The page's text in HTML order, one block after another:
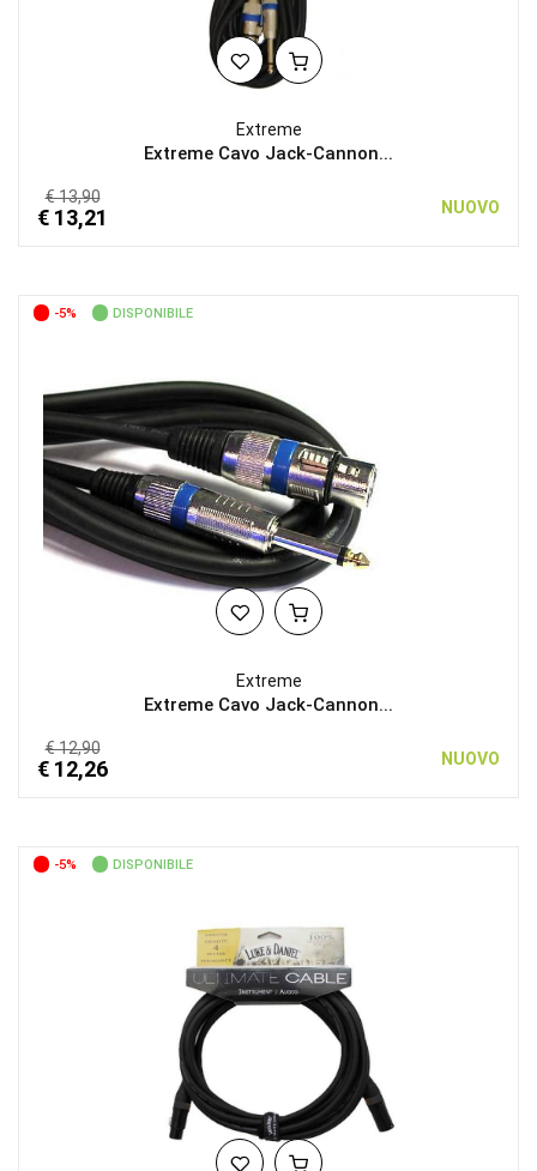
Extreme
Extreme Cavo Jack-Cannon...
€ 13,90
€ 13,21 NUOVO
-5% DISPONIBILE
Extreme
Extreme Cavo Jack-Cannon...
€ 12,90
€ 12,26 NUOVO
-5% DISPONIBILE